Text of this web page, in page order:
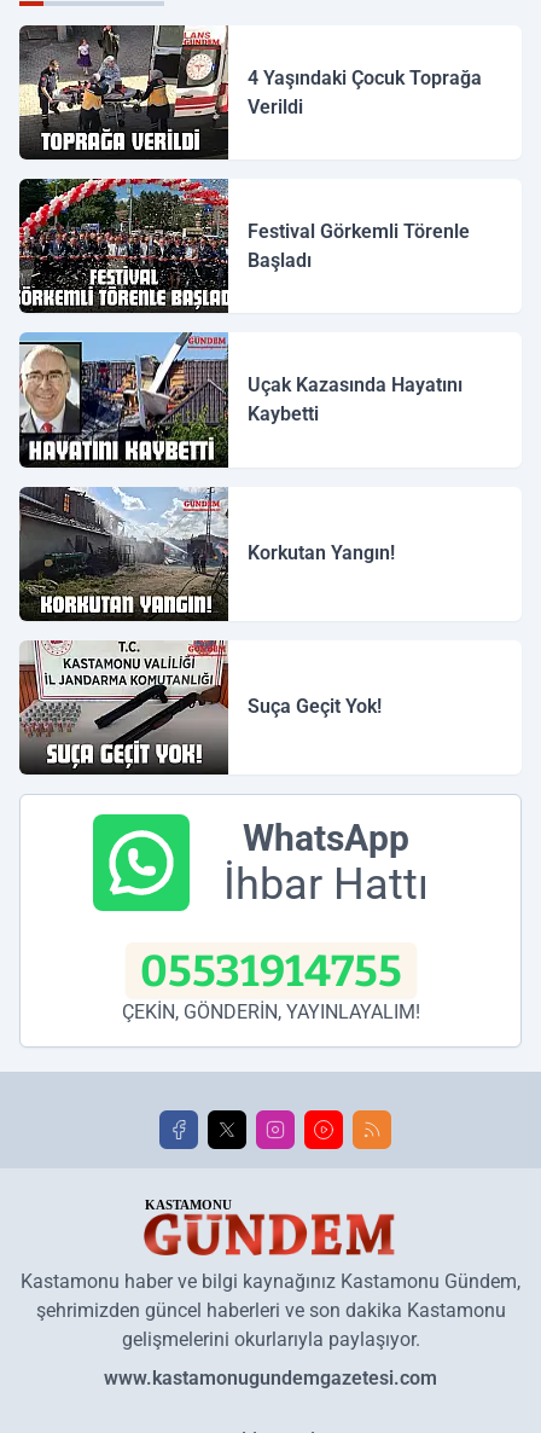
4 Yaşındaki Çocuk Toprağa
Verildi
Festival Görkemli Törenle
Başladı
Uçak Kazasında Hayatını
Kaybetti
Korkutan Yangın!
Suça Geçit Yok!
WhatsApp
İhbar Hattı
05531914755
ÇEKİN, GÖNDERİN, YAYINLAYALIM!
Kastamonu haber ve bilgi kaynağınız Kastamonu Gündem,
şehrimizden güncel haberleri ve son dakika Kastamonu
gelişmelerini okurlarıyla paylaşıyor.
www.kastamonugundemgazetesi.com